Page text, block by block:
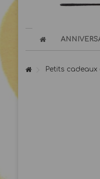
Petits cadeaux